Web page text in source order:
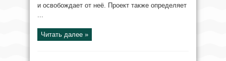
и освобождает от неё. Проект также определяет
...
Читать далее »